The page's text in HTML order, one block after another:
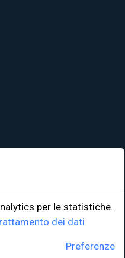
per le statistiche.
dei dati
Preferenze